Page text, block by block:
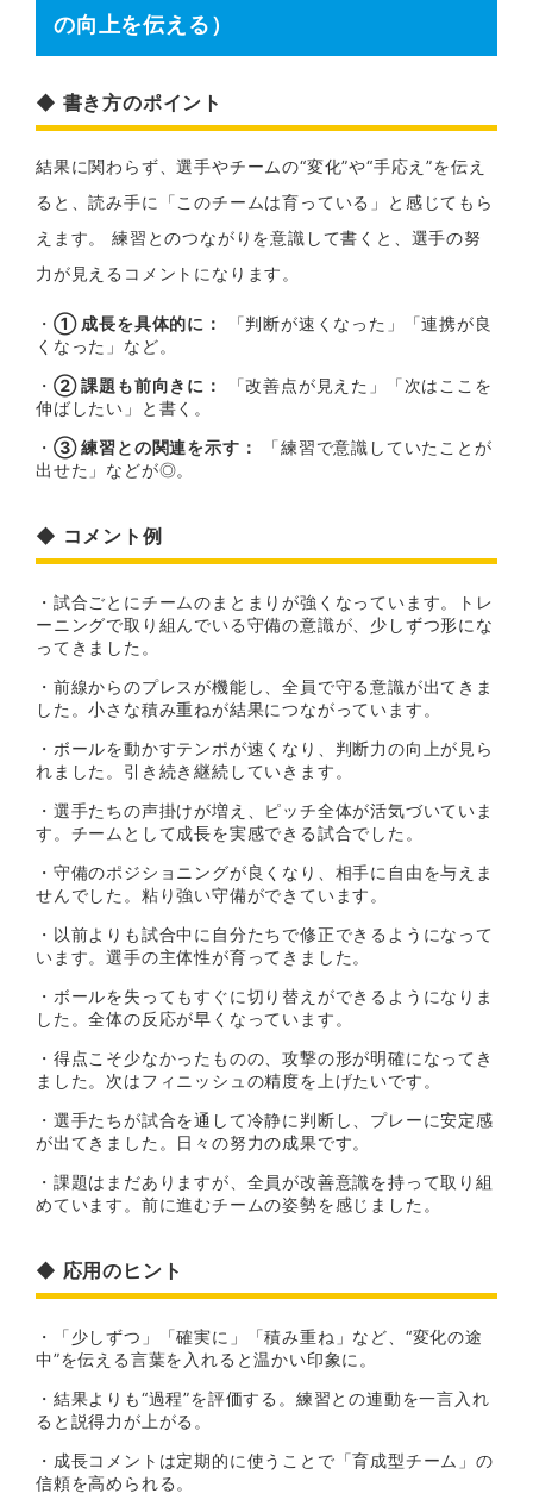
の向上を伝える）
◆ 書き方のポイント
結果に関わらず、選手やチームの“変化”や“手応え”を伝え
ると、読み手に「このチームは育っている」と感じてもら
えます。 練習とのつながりを意識して書くと、選手の努
力が見えるコメントになります。
・ ① 成長を具体的に：
「判断が速くなった」「連携が良
くなった」など。
・ ② 課題も前向きに：
「改善点が見えた」「次はここを
伸ばしたい」と書く。
・ ③ 練習との関連を示す：
「練習で意識していたことが
出せた」などが◎。
◆ コメント例
・試合ごとにチームのまとまりが強くなっています。トレ
ーニングで取り組んでいる守備の意識が、少しずつ形にな
ってきました。
・前線からのプレスが機能し、全員で守る意識が出てきま
した。小さな積み重ねが結果につながっています。
・ボールを動かすテンポが速くなり、判断力の向上が見ら
れました。引き続き継続していきます。
・選手たちの声掛けが増え、ピッチ全体が活気づいていま
す。チームとして成長を実感できる試合でした。
・守備のポジショニングが良くなり、相手に自由を与えま
せんでした。粘り強い守備ができています。
・以前よりも試合中に自分たちで修正できるようになって
います。選手の主体性が育ってきました。
・ボールを失ってもすぐに切り替えができるようになりま
した。全体の反応が早くなっています。
・得点こそ少なかったものの、攻撃の形が明確になってき
ました。次はフィニッシュの精度を上げたいです。
・選手たちが試合を通して冷静に判断し、プレーに安定感
が出てきました。日々の努力の成果です。
・課題はまだありますが、全員が改善意識を持って取り組
めています。前に進むチームの姿勢を感じました。
◆ 応用のヒント
・「少しずつ」「確実に」「積み重ね」など、“変化の途
中”を伝える言葉を入れると温かい印象に。
・結果よりも“過程”を評価する。練習との連動を一言入れ
ると説得力が上がる。
・成長コメントは定期的に使うことで「育成型チーム」の
信頼を高められる。